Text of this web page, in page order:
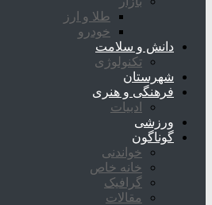
طلا و ارز
خودرو
دانش و سلامت
تکنولوژی
شهرستان
فرهنگی و هنری
ادبیات
ورزشی
گوناگون
خواندنی
خانه خاص
گرافیک
مقالات